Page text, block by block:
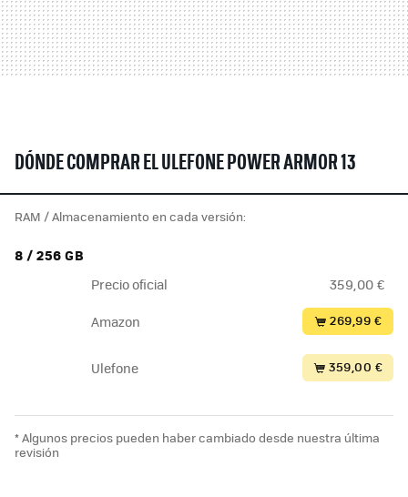
DÓNDE COMPRAR EL ULEFONE POWER ARMOR 13
RAM / Almacenamiento en cada versión:
8 / 256 GB
Precio oficial 359,00 €
Amazon 269,99 €
Ulefone 359,00 €
* Algunos precios pueden haber cambiado desde nuestra última
revisión